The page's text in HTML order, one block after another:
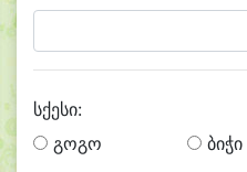
სქესი:
გოგო
ბიჭი